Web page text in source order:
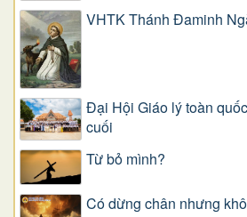
VHTK Thánh Đaminh
Đại Hội Giáo lý toàn
cuối
Từ bỏ mình?
Có dừng chân nhưng